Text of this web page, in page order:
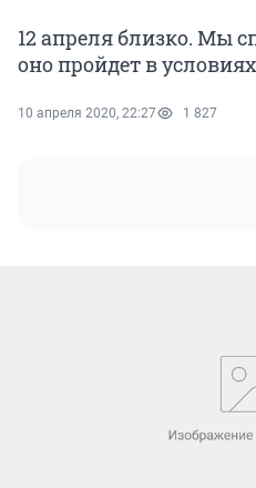
12 апреля близко. Мы
оно пройдет в
10 апреля 2020, 22:27 1 827